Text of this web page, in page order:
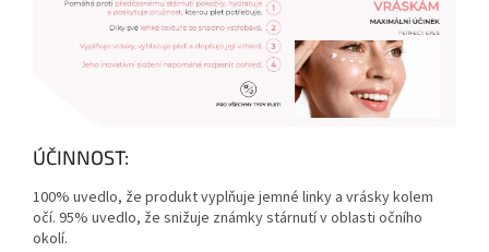
ÚČINNOST:
100% uvedlo, že produkt vyplňuje jemné linky a vrásky kolem
očí. 95% uvedlo, že snižuje známky stárnutí v oblasti očního
okolí.